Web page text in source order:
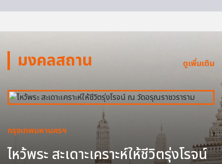
มงคลสถาน ดูเพิ่มเติม
กรุงเทพมหานครฯ
ไหว้พระ สะเดาะเคราะห์ให้ชีวิตรุ่งโรจน์